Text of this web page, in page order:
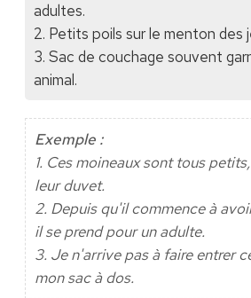
adultes.
2. Petits poils sur le menton des
3. Sac de couchage souvent
animal.
Exemple :
1. Ces moineaux sont tous
leur duvet.
2. Depuis qu'il commence à
il se prend pour un adulte.
3. Je n'arrive pas à faire entrer
mon sac à dos.